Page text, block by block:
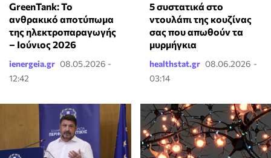
GreenTank: Το
ανθρακικό αποτύπωμα
της ηλεκτροπαραγωγής
– Ιούνιος 2026
ienergeia.gr 08.05.2026 -
12:42
⁠5 συστατικά στο
ντουλάπι της κουζίνας
σας που απωθούν τα
μυρμήγκια
healthstat.gr 08.06.2026 -
03:14